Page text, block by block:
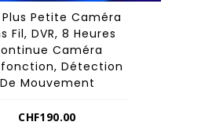
Plus Petite Caméra
Fil, DVR, 8 Heures
Caméra
Détection
De Mouvement
CHF190.00